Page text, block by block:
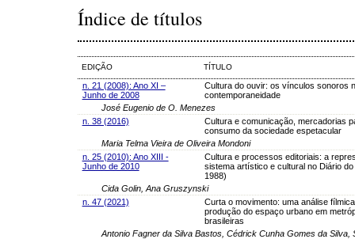
Índice de títulos
EDIÇÃO TÍTULO
n. 21 (2008): Ano XI –
Junho de 2008
Cultura do ouvir: os vínculos sonoros
contemporaneidade
José Eugenio de O. Menezes
n. 38 (2016)
Cultura e comunicação, mercadorias
consumo da sociedade espetacular
Maria Telma Vieira de Oliveira Mondoni
n. 25 (2010): Ano XIII -
Junho de 2010
Cultura e processos editoriais: a
sistema artístico e cultural no Diário do
1988)
Cida Golin, Ana Gruszynski
n. 47 (2021)
Curta o movimento: uma análise
produção do espaço urbano em
brasileiras
Antonio Fagner da Silva Bastos, Cédrick Cunha Gomes da Silva,